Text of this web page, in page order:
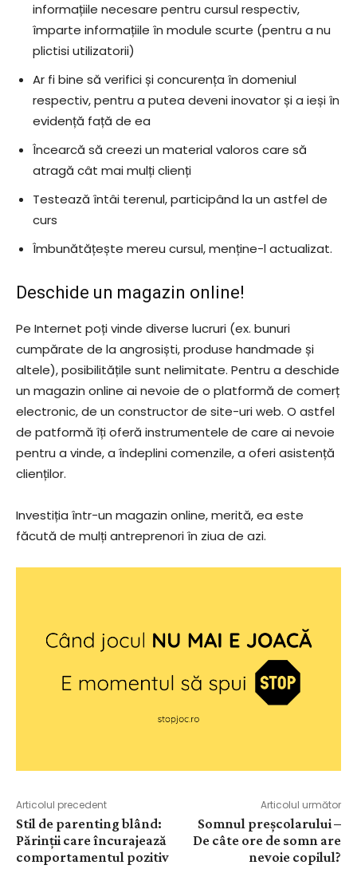
informațiile necesare pentru cursul respectiv,
împarte informațiile în module scurte (pentru a nu
plictisi utilizatorii)
Ar fi bine să verifici și concurența în domeniul
respectiv, pentru a putea deveni inovator și a ieși în
evidență față de ea
Încearcă să creezi un material valoros care să
atragă cât mai mulți clienți
Testează întâi terenul, participând la un astfel de
curs
Îmbunătățește mereu cursul, menține-l actualizat.
Deschide un magazin online!
Pe Internet poți vinde diverse lucruri (ex. bunuri
cumpărate de la angrosiști, produse handmade și
altele), posibilitățile sunt nelimitate. Pentru a deschide
un magazin online ai nevoie de o platformă de comerț
electronic, de un constructor de site-uri web. O astfel
de patformă îți oferă instrumentele de care ai nevoie
pentru a vinde, a îndeplini comenzile, a oferi asistență
clienților.
Investiția într-un magazin online, merită, ea este
făcută de mulți antreprenori în ziua de azi.
Articolul precedent
Stil de parenting blând:
Părinții care încurajează
comportamentul pozitiv
Articolul următor
Somnul preșcolarului –
De câte ore de somn are
nevoie copilul?